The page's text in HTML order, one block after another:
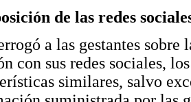
de las redes
a las gestantes sobre
con sus redes sociales,
similares, salvo